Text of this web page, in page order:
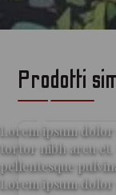
per gli
Lorem ipsum dolor
tortor nibh arcu
pellentesque
Lorem ipsum dolor
Prodotti